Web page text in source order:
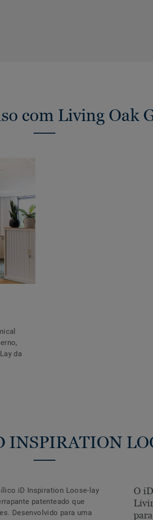
com Living Oak
da
INSPIRATION
iD Inspiration Loose-lay
patenteado que
Desenvolvido para uma
O